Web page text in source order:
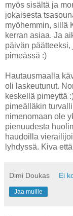
myös sisältä ja
jokaisesta
myöhemmin, sillä
kerran asiaa. Ja
päivän
pimeässä :)
Hautausmaalla
oli laskeutunut.
keskellä pimeyttä
pimeälläkin
nimenomaan ole
pienuudesta
haudoilla
lyhdyssä. Kiva
Dimi Doukas Ei
Jaa muille